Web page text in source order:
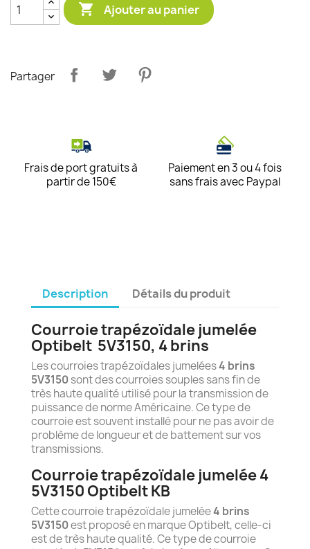
 Ajouter au panier
Partager
Frais de port gratuits à
partir de 150€
Paiement en 3 ou 4 fois
sans frais avec Paypal
Description Détails du produit
Courroie trapézoïdale jumelée
Optibelt 5V3150, 4 brins
Les courroies trapézoïdales jumelées4 brins
5V3150sont des courroies souples sans fin de
très haute qualité utilisé pour la transmission de
puissance de norme Américaine. Ce type de
courroie est souvent installé pour ne pas avoir de
problème de longueur et de battement sur vos
transmissions.
Courroie trapézoïdale jumelée 4
5V3150 Optibelt KB
Cette courroie trapézoïdale jumelée4 brins
5V3150est proposé en marque Optibelt, celle-ci
est de très haute qualité. Ce type de courroie